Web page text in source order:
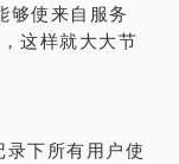
够使来自服务
这样就大大节
录下所有用户使